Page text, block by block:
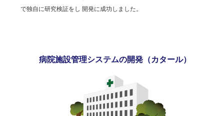
で独自に研究検証をし 開発に成功しました。
病院施設管理システムの開発（カタール）